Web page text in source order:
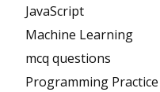
JavaScript
Machine Learning
mcq questions
Programming Practice